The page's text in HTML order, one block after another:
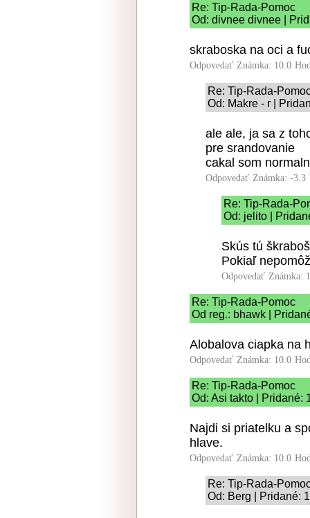
Re: Tip-Rada-Pomoc
Od: divnee divnee |
skraboska na oci a
Odpovedať Známka: 10.0
Re: Tip-Rada-
Od: Makre - r |
ale ale, ja sa z
pre srandovanie
cakal som
Odpovedať Známka: -3.3
Re: Tip-Rada-
Od: jelito |
Skús tú
Pokiaľ
Odpovedať Známka:
Re: Tip-Rada-Pomoc
Od reg.: bhawk |
Alobalova ciapka na
Odpovedať Známka: 10.0
Re: Tip-Rada-Pomoc
Od: Asi takto | Pridané:
Najdi si priatelku a
hlave.
Odpovedať Známka: 10.0
Re: Tip-Rada-
Od: Berg | Pridané: